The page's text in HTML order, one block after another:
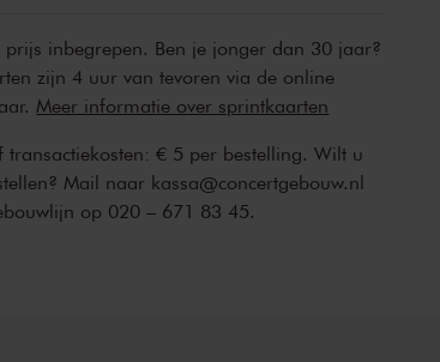
inbegrepen. Ben je jonger dan 30 jaar?
zijn 4 uur van tevoren via de online
Meer informatie over sprintkaarten
transactiekosten: € 5 per bestelling. Wilt u
Mail naar kassa@concertgebouw.nl
op 020 – 671 83 45.